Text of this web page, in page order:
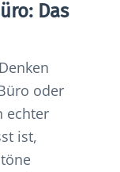
Das
oder
echter
ist,